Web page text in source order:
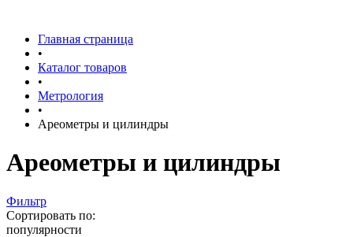
Главная страница
•
Каталог товаров
•
Метрология
•
Ареометры и цилиндры
Ареометры и цилиндры
Фильтр
Сортировать по:
популярности